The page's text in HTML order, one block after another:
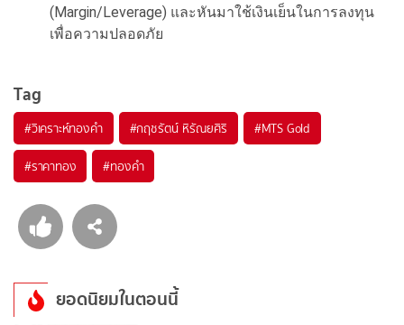
(Margin/Leverage) และหันมาใช้เงินเย็นในการลงทุน
เพื่อความปลอดภัย
Tag
#วิเคราะห์ทองคำ #กฤชรัตน์ หิรัณยศิริ #MTS Gold
#ราคาทอง #ทองคำ
ยอดนิยมในตอนนี้